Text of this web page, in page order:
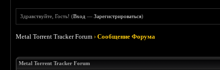
Здравствуйте, Гость! (Вход —Зарегистрироваться)
Metal Torrent Tracker Forum ›Сообщение Форума
Metal Torrent Tracker Forum